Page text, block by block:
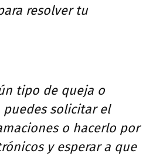
resolver tu
tipo de queja o
puedes solicitar el
o hacerlo por
y esperar a que